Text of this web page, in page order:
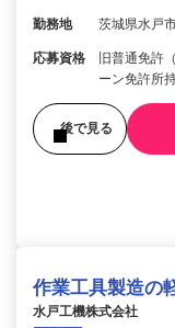
勤務地 茨城県水戸
応募資格
旧普通免許
ーン免許所
後で見る
作業工具製造の
水戸工機株式会社